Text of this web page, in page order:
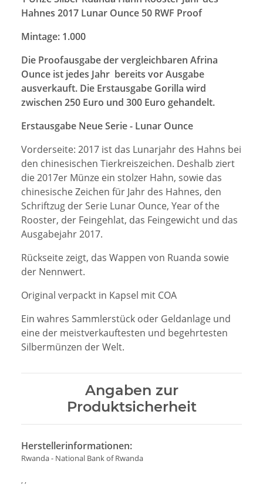
Hahnes 2017 Lunar Ounce 50 RWF Proof
Mintage: 1.000
Die Proofausgabe der vergleichbaren Afrina
Ounce ist jedes Jahr bereits vor Ausgabe
ausverkauft. Die Erstausgabe Gorilla wird
zwischen 250 Euro und 300 Euro gehandelt.
Erstausgabe Neue Serie - Lunar Ounce
Vorderseite: 2017 ist das Lunarjahr des Hahns bei
den chinesischen Tierkreiszeichen. Deshalb ziert
die 2017er Münze ein stolzer Hahn, sowie das
chinesische Zeichen für Jahr des Hahnes, den
Schriftzug der Serie Lunar Ounce, Year of the
Rooster, der Feingehlat, das Feingewicht und das
Ausgabejahr 2017.
Rückseite zeigt, das Wappen von Ruanda sowie
der Nennwert.
Original verpackt in Kapsel mit COA
Ein wahres Sammlerstück oder Geldanlage und
eine der meistverkauftesten und begehrtesten
Silbermünzen der Welt.
Angaben zur
Produktsicherheit
Herstellerinformationen:
Rwanda - National Bank of Rwanda
, ,